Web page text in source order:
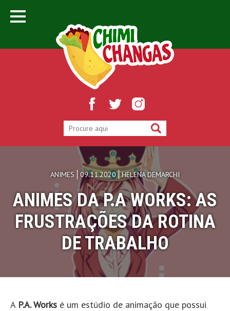
ANIMES 09.11.2020 HELENA DEMARCHI
ANIMES DA P.A WORKS: AS
FRUSTRAÇÕES DA ROTINA
DE TRABALHO
A P.A. Works é um estúdio de animação que possui